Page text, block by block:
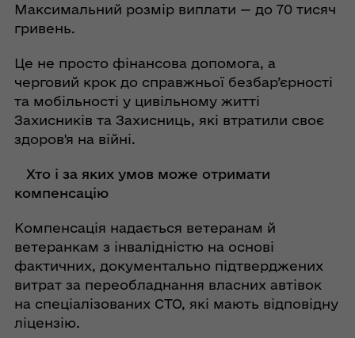
Максимальний розмір виплати — до 70 тисяч
гривень.
Це не просто фінансова допомога, а
черговий крок до справжньої безбар’єрності
та мобільності у цивільному житті
Захисників та Захисниць, які втратили своє
здоров'я на війні.
Хто і за яких умов може отримати
компенсацію
Компенсація надається ветеранам й
ветеранкам з інвалідністю на основі
фактичних, документально підтверджених
витрат за переобладнання власних автівок
на спеціалізованих СТО, які мають відповідну
ліцензію.